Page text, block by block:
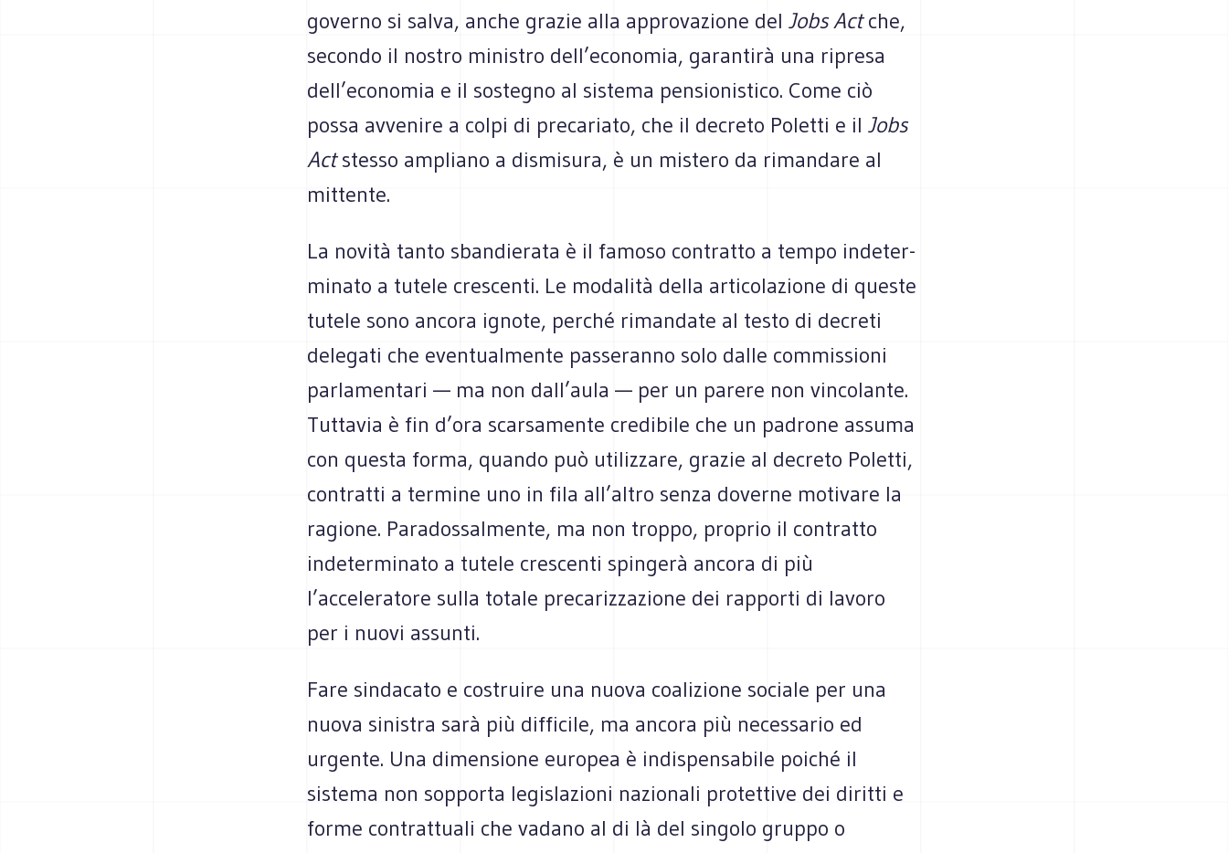
governo si salva, anche gra­zie alla appro­va­zione del Jobs Actche,
secondo il nostro mini­stro dell’economia, garan­tirà una ripresa
dell’economia e il soste­gno al sistema pen­sio­ni­stico. Come ciò
possa avve­nire a colpi di pre­ca­riato, che il decreto Poletti e il Jobs
Actstesso ampliano a dismi­sura, è un mistero da riman­dare al
mittente.
La novità tanto sban­die­rata è il famoso con­tratto a tempo inde­ter­
mi­nato a tutele cre­scenti. Le moda­lità della arti­co­la­zione di que­ste
tutele sono ancora ignote, per­ché riman­date al testo di decreti
dele­gati che even­tual­mente pas­se­ranno solo dalle com­mis­sioni
par­la­men­tari — ma non dall’aula — per un parere non vin­co­lante.
Tut­ta­via è fin d’ora scar­sa­mente cre­di­bile che un padrone assuma
con que­sta forma, quando può uti­liz­zare, gra­zie al decreto Poletti,
con­tratti a ter­mine uno in fila all’altro senza doverne moti­vare la
ragione. Para­dos­sal­mente, ma non troppo, pro­prio il con­tratto
inde­ter­mi­nato a tutele cre­scenti spin­gerà ancora di più
l’acceleratore sulla totale pre­ca­riz­za­zione dei rap­porti di lavoro
per i nuovi assunti.
Fare sin­da­cato e costruire una nuova coa­li­zione sociale per una
nuova sini­stra sarà più dif­fi­cile, ma ancora più neces­sa­rio ed
urgente. Una dimen­sione euro­pea è indi­spen­sa­bile poi­ché il
sistema non sop­porta legi­sla­zioni nazio­nali pro­tet­tive dei diritti e
forme con­trat­tuali che vadano al di là del sin­golo gruppo o